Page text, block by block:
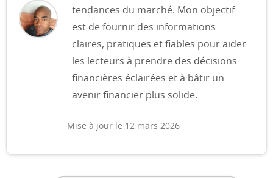
tendances du marché. Mon objectif
est de fournir des informations
claires, pratiques et fiables pour aider
les lecteurs à prendre des décisions
financières éclairées et à bâtir un
avenir financier plus solide.
Mise à jour le 12 mars 2026